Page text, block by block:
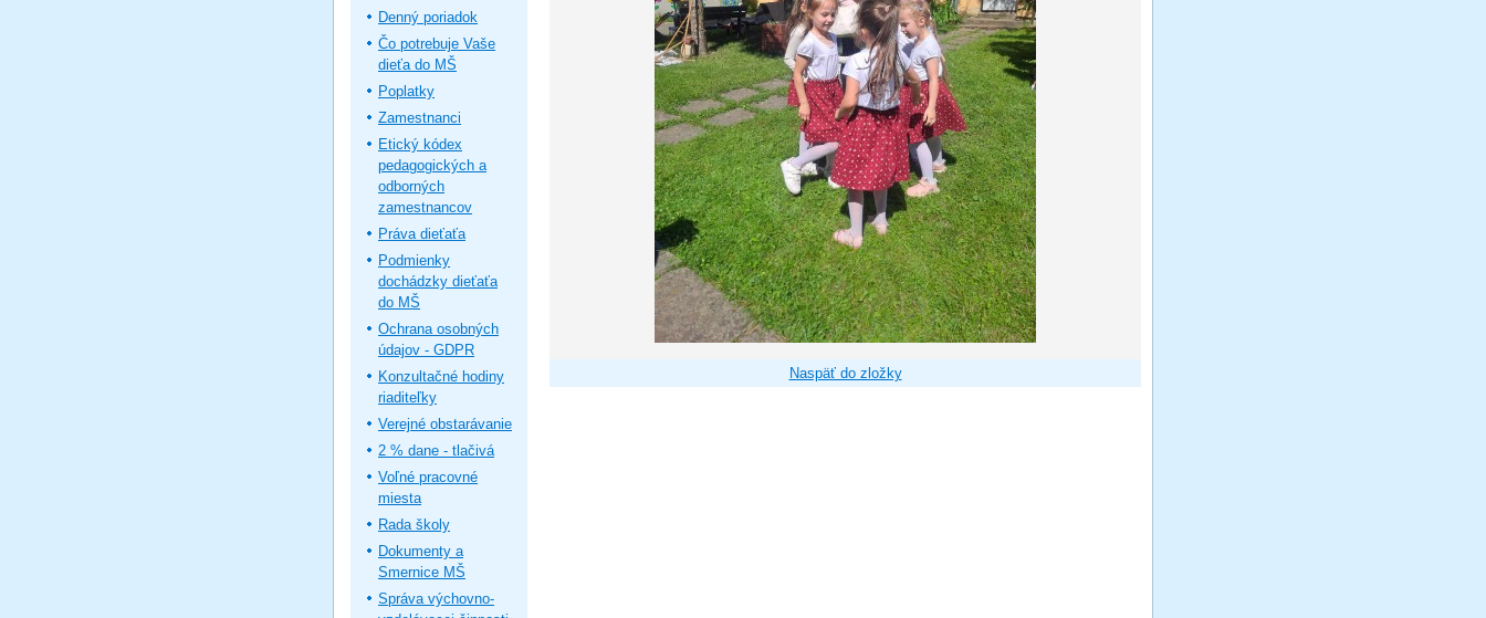
Naspäť do zložky
Denný poriadok
Čo potrebuje Vaše
dieťa do MŠ
Poplatky
Zamestnanci
Etický kódex
pedagogických a
odborných
zamestnancov
Práva dieťaťa
Podmienky
dochádzky dieťaťa
do MŠ
Ochrana osobných
údajov - GDPR
Konzultačné hodiny
riaditeľky
Verejné obstarávanie
2 % dane - tlačivá
Voľné pracovné
miesta
Rada školy
Dokumenty a
Smernice MŠ
Správa výchovno-